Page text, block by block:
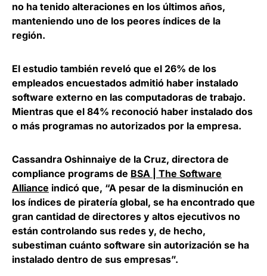
no ha tenido alteraciones en los últimos años,
manteniendo uno de los peores índices de la
región.
El estudio también reveló que el 26% de los
empleados encuestados admitió haber instalado
software externo en las computadoras de trabajo.
Mientras que el 84% reconoció haber instalado dos
o más programas no autorizados por la empresa.
Cassandra Oshinnaiye de la Cruz, directora de
compliance programs de BSA | The Software
Alliance indicó que, “A pesar de la disminución en
los índices de piratería global, se ha encontrado que
gran cantidad de directores y altos ejecutivos no
están controlando sus redes y, de hecho,
subestiman cuánto software sin autorización se ha
instalado dentro de sus empresas”.